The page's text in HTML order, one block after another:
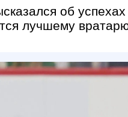
об
лучшему